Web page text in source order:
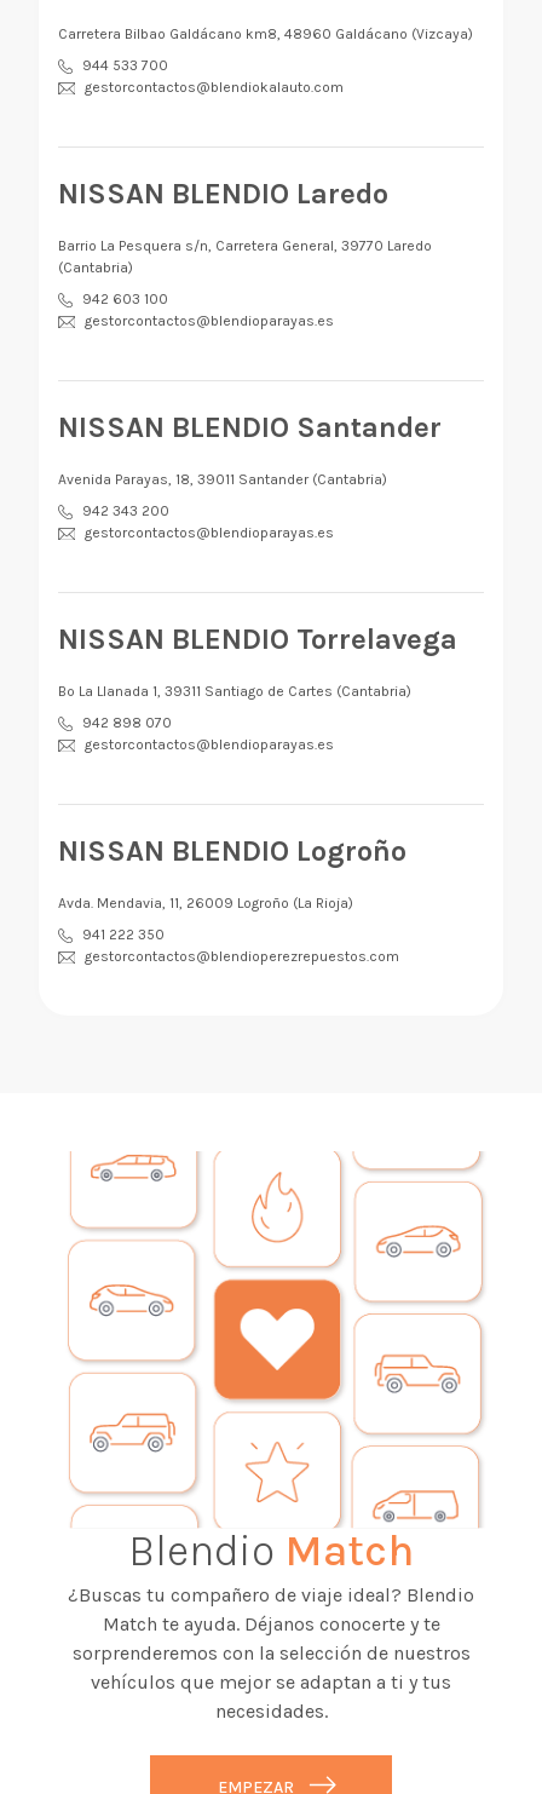
Carretera Bilbao Galdácano km8, 48960 Galdácano (Vizcaya)
944 533 700
gestorcontactos@blendiokalauto.com
NISSAN BLENDIO Laredo
Barrio La Pesquera s/n, Carretera General, 39770 Laredo
(Cantabria)
942 603 100
gestorcontactos@blendioparayas.es
NISSAN BLENDIO Santander
Avenida Parayas, 18, 39011 Santander (Cantabria)
942 343 200
gestorcontactos@blendioparayas.es
NISSAN BLENDIO Torrelavega
Bº La Llanada 1, 39311 Santiago de Cartes (Cantabria)
942 898 070
gestorcontactos@blendioparayas.es
NISSAN BLENDIO Logroño
Avda. Mendavia, 11, 26009 Logroño (La Rioja)
941 222 350
gestorcontactos@blendioperezrepuestos.com
Blendio Match
¿Buscas tu compañero de viaje ideal? Blendio
Match te ayuda. Déjanos conocerte y te
sorprenderemos con la selección de nuestros
vehículos que mejor se adaptan a ti y tus
necesidades.
EMPEZAR